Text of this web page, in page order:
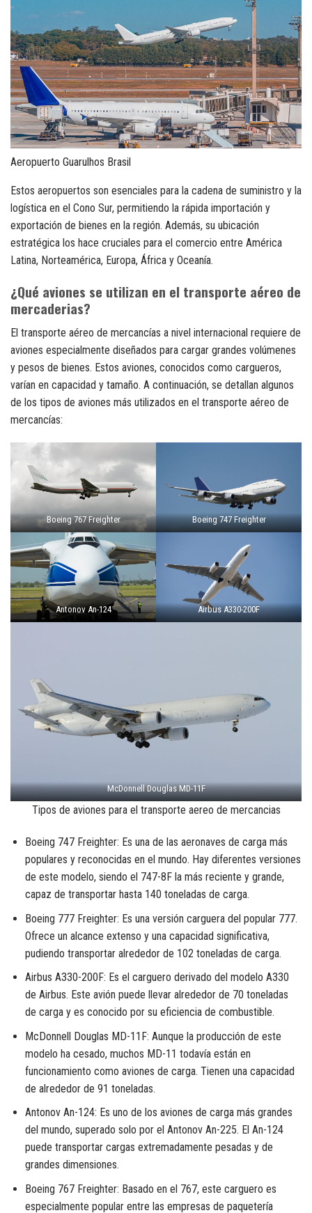
Aeropuerto Guarulhos Brasil
Estos aeropuertos son esenciales para la cadena de suministro y la
logística en el Cono Sur, permitiendo la rápida importación y
exportación de bienes en la región. Además, su ubicación
estratégica los hace cruciales para el comercio entre América
Latina, Norteamérica, Europa, África y Oceanía.
¿Qué aviones se utilizan en el transporte aéreo de
mercaderias?
El transporte aéreo de mercancías a nivel internacional requiere de
aviones especialmente diseñados para cargar grandes volúmenes
y pesos de bienes. Estos aviones, conocidos como cargueros,
varían en capacidad y tamaño. A continuación, se detallan algunos
de los tipos de aviones más utilizados en el transporte aéreo de
mercancías:
Boeing 767 Freighter Boeing 747 Freighter
Antonov An-124 Airbus A330-200F
McDonnell Douglas MD-11F
Tipos de aviones para el transporte aereo de mercancias
Boeing 747 Freighter: Es una de las aeronaves de carga más
populares y reconocidas en el mundo. Hay diferentes versiones
de este modelo, siendo el 747-8F la más reciente y grande,
capaz de transportar hasta 140 toneladas de carga.
Boeing 777 Freighter: Es una versión carguera del popular 777.
Ofrece un alcance extenso y una capacidad significativa,
pudiendo transportar alrededor de 102 toneladas de carga.
Airbus A330-200F: Es el carguero derivado del modelo A330
de Airbus. Este avión puede llevar alrededor de 70 toneladas
de carga y es conocido por su eficiencia de combustible.
McDonnell Douglas MD-11F: Aunque la producción de este
modelo ha cesado, muchos MD-11 todavía están en
funcionamiento como aviones de carga. Tienen una capacidad
de alrededor de 91 toneladas.
Antonov An-124: Es uno de los aviones de carga más grandes
del mundo, superado solo por el Antonov An-225. El An-124
puede transportar cargas extremadamente pesadas y de
grandes dimensiones.
Boeing 767 Freighter: Basado en el 767, este carguero es
especialmente popular entre las empresas de paquetería